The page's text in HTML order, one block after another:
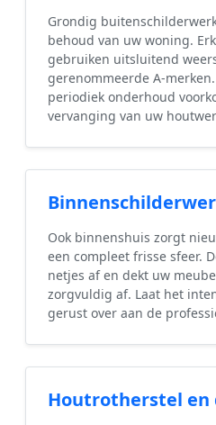
Grondig
behoud van uw woning.
gebruiken uitsluitend
gerenommeerde A-
periodiek onderhoud
vervanging van uw
Ook binnenshuis zorgt
een compleet frisse sfeer.
netjes af en dekt uw
zorgvuldig af. Laat het
gerust over aan de
Houtrotherstel en